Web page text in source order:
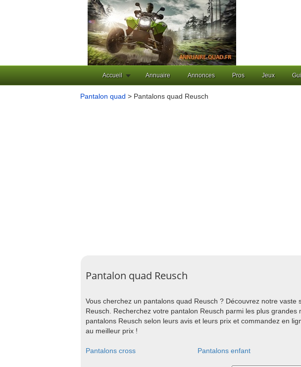
Accueil Annuaire Annonces Pros Jeux
Pantalon quad > Pantalons quad Reusch
Pantalon quad Reusch
Vous cherchez un pantalons quad Reusch ? Découvrez notre vaste
Reusch. Recherchez votre pantalon Reusch parmi les plus
pantalons Reusch selon leurs avis et leurs prix et commandez en
au meilleur prix !
Pantalons cross Pantalons enfant